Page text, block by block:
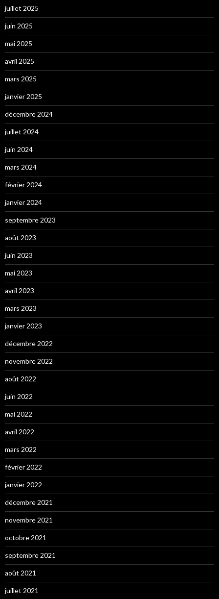
juillet 2025
juin 2025
mai 2025
avril 2025
mars 2025
janvier 2025
décembre 2024
juillet 2024
juin 2024
mars 2024
février 2024
janvier 2024
septembre 2023
août 2023
juin 2023
mai 2023
avril 2023
mars 2023
janvier 2023
décembre 2022
novembre 2022
août 2022
juin 2022
mai 2022
avril 2022
mars 2022
février 2022
janvier 2022
décembre 2021
novembre 2021
octobre 2021
septembre 2021
août 2021
juillet 2021